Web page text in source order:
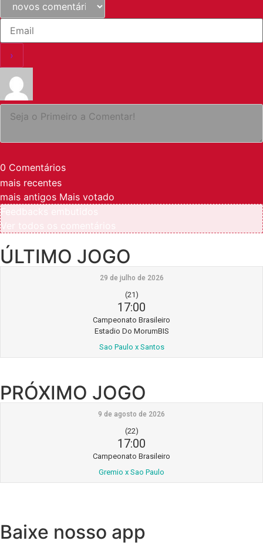
0 Comentários
mais recentes
mais antigos Mais votado
ÚLTIMO JOGO
29 de julho de 2026
(21)
17:00
Campeonato Brasileiro
Estadio Do MorumBIS
Sao Paulo x Santos
PRÓXIMO JOGO
9 de agosto de 2026
(22)
17:00
Campeonato Brasileiro
Gremio x Sao Paulo
Baixe nosso app